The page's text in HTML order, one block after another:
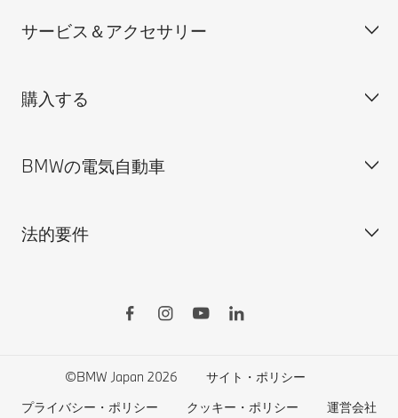
見積依頼
ディーラー検索
会社概要
BMW正規ディーラー採用情報
BMWのCSR活動
BMW Motorrad
サービス＆アクセサリー
BMW Service
BMW純正アクセサリー
BMWタイヤ＆ホイール
BMWファイナンシャル・サービス
購入する
ご購入の前に
新車在庫検索
BMWの電気自動車
BMWの電気自動車
エコカー減税および補助金制度
法的要件
©BMW Japan 2026
サイト・ポリシー
プライバシー・ポリシー
クッキー・ポリシー 運営会社